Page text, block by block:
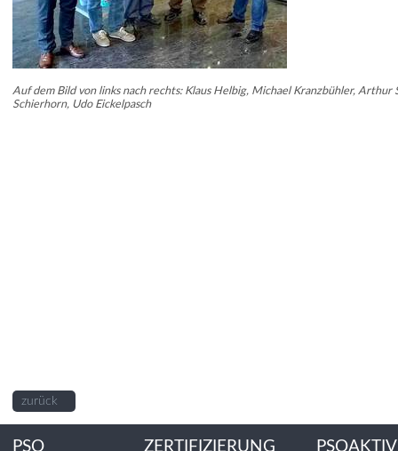
Auf dem Bild von links nach rechts: Klaus Helbig, Michael Kranzbühler, Arthur
Schierhorn, Udo Eickelpasch
zurück
PSO ZERTIFIZIERUNG PSOAKTIV